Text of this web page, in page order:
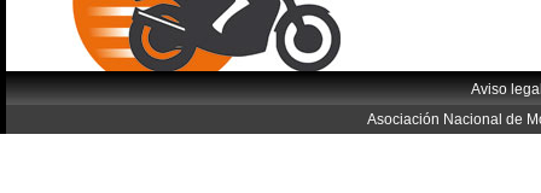
Aviso
Asociación Nacional de